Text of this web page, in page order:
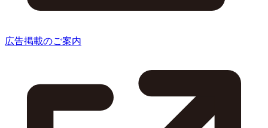
広告掲載のご案内